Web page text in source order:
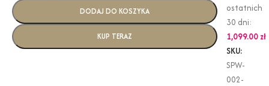
DODAJ DO KOSZYKA
KUP TERAZ
ostatnich
30 dni:
1,099.00 zł
SKU:
SPW-
002-